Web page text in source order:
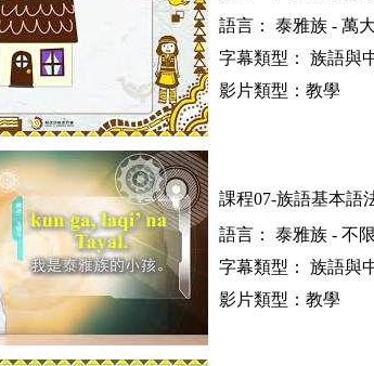
語言： 泰雅族 - 萬
字幕類型： 族語與
影片類型：教學
課程07-族語基本語
語言： 泰雅族 - 不
字幕類型： 族語與
影片類型：教學